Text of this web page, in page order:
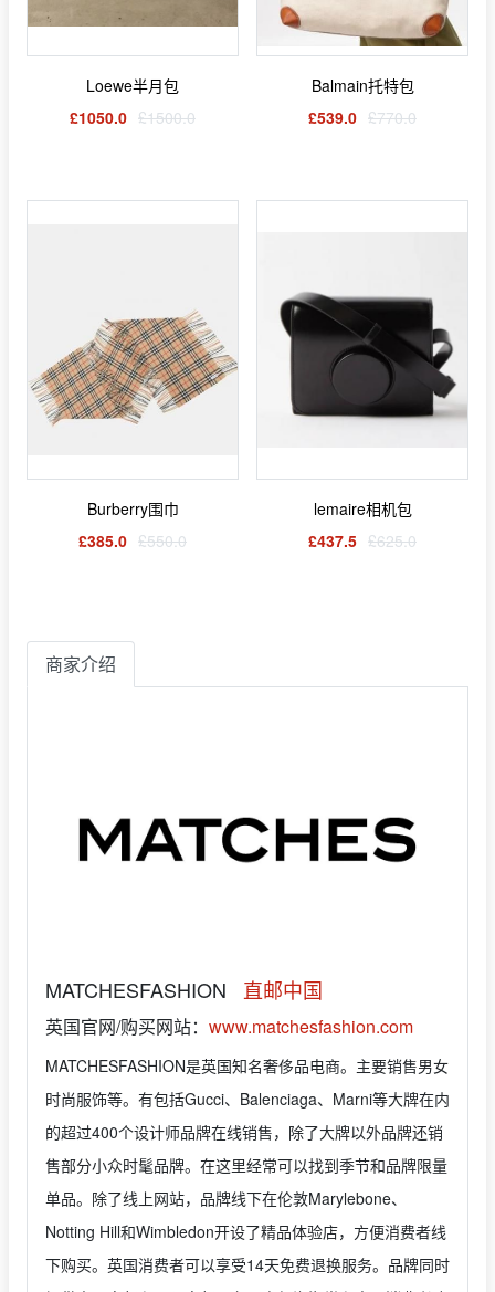
Loewe半月包
£1050.0 £1500.0
Balmain托特包
£539.0 £770.0
Burberry围巾
£385.0 £550.0
lemaire相机包
£437.5 £625.0
商家介绍
MATCHESFASHION 直邮中国
英国官网/购买网站： www.matchesfashion.com
MATCHESFASHION是英国知名奢侈品电商。主要销售男女
时尚服饰等。有包括Gucci、Balenciaga、Marni等大牌在内
的超过400个设计师品牌在线销售，除了大牌以外品牌还销
售部分小众时髦品牌。在这里经常可以找到季节和品牌限量
单品。除了线上网站，品牌线下在伦敦Marylebone、
Notting Hill和Wimbledon开设了精品体验店，方便消费者线
下购买。英国消费者可以享受14天免费退换服务。品牌同时